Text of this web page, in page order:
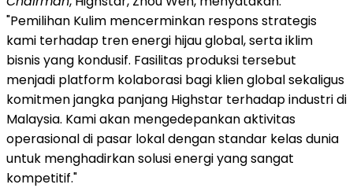
"Pemilihan Kulim mencerminkan respons strategis
kami terhadap tren energi hijau global, serta iklim
bisnis yang kondusif. Fasilitas produksi tersebut
menjadi platform kolaborasi bagi klien global sekaligus
komitmen jangka panjang Highstar terhadap industri di
Malaysia. Kami akan mengedepankan aktivitas
operasional di pasar lokal dengan standar kelas dunia
untuk menghadirkan solusi energi yang sangat
kompetitif."